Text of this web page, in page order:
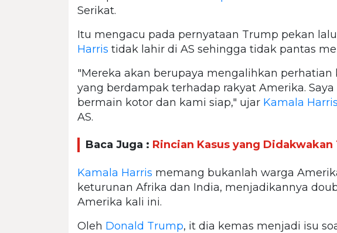
Serikat.
Itu mengacu pada pernyataan Trump pekan
Harris tidak lahir di AS sehingga tidak pantas
"Mereka akan berupaya mengalihkan perhatian
yang berdampak terhadap rakyat Amerika.
bermain kotor dan kami siap," ujar Kamala Harris
AS.
Baca Juga : Rincian Kasus yang
Kamala Harris memang bukanlah warga
keturunan Afrika dan India, menjadikannya
Amerika kali ini.
Oleh Donald Trump, it dia kemas menjadi isu